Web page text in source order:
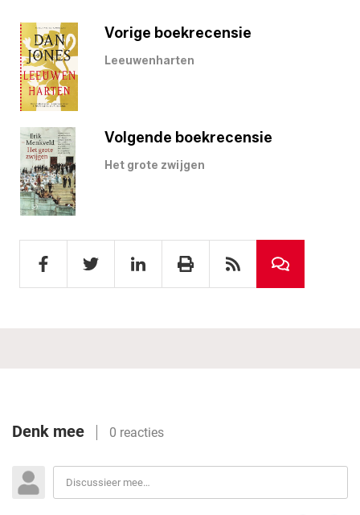
Vorige boekrecensie
Leeuwenharten
Volgende boekrecensie
Het grote zwijgen